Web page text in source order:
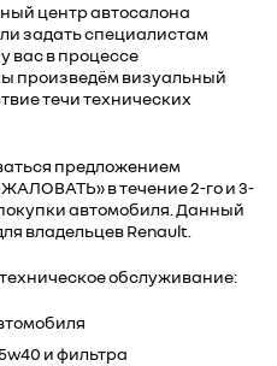
центр автосалона
задать специалистам
вас в процессе
произведём визуальный
течи технических
предложением
в течение 2-го и 3-
автомобиля. Данный
владельцев Renault.
техническое обслуживание:
и фильтра